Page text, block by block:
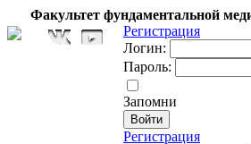
Факультет фундаментальной
Регистрация
Логин:
Пароль:
Запомни
Регистрация